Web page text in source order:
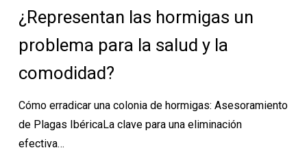
un
problema
la
salud
y
la
¿Representan las hormigas un
problema para la salud y la
comodidad?
Cómo erradicar una colonia de hormigas: Asesoramiento
de Plagas IbéricaLa clave para una eliminación
efectiva…